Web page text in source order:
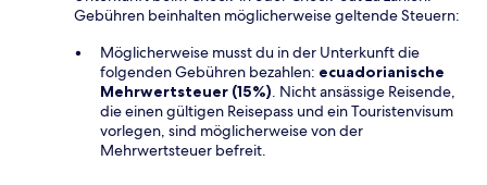
Gebühren beinhalten möglicherweise geltende Steuern:
Möglicherweise musst du in der Unterkunft die
folgenden Gebühren bezahlen: ecuadorianische
Mehrwertsteuer (15%). Nicht ansässige Reisende,
die einen gültigen Reisepass und ein Touristenvisum
vorlegen, sind möglicherweise von der
Mehrwertsteuer befreit.